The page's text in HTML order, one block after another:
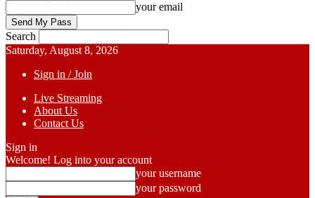
your email
Search
Saturday, August 8, 2026
Sign in / Join
Live Streaming
About Us
Contact Us
Sign in
Welcome! Log into your account
your username
your password